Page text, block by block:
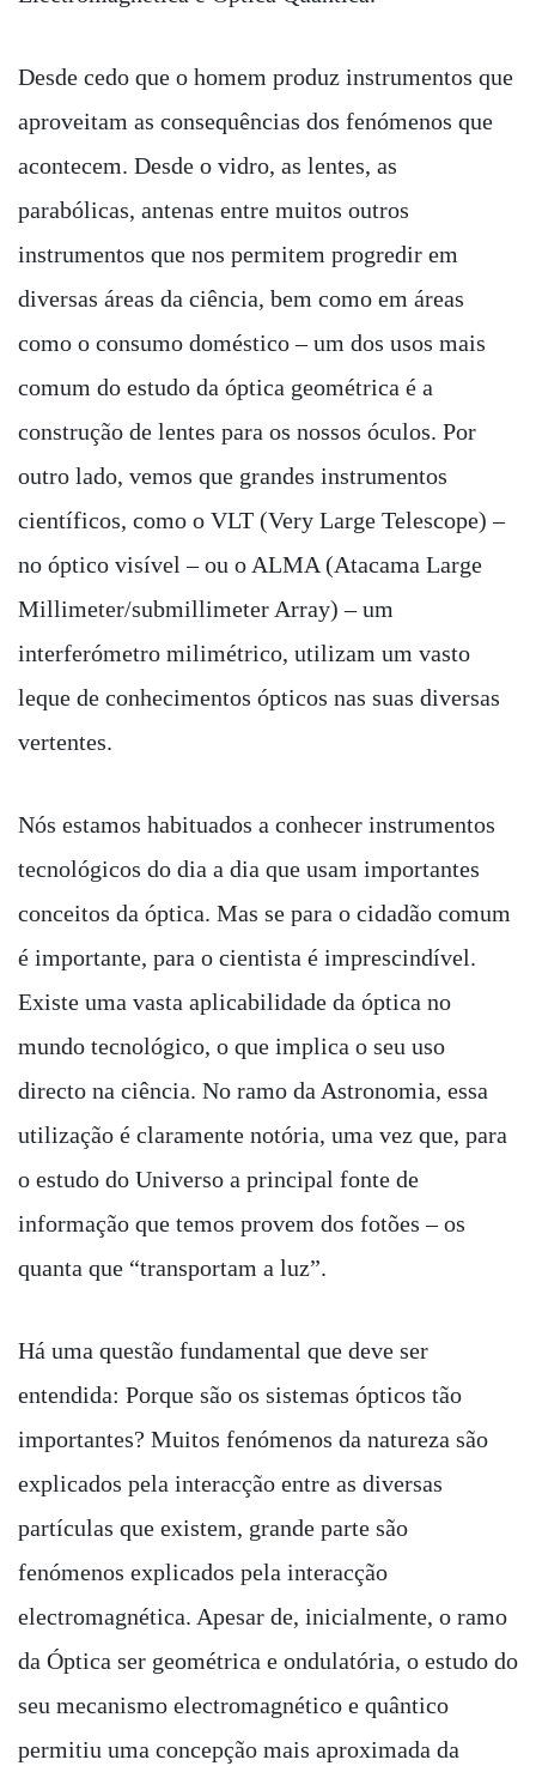
Desde cedo que o homem produz instrumentos que
aproveitam as consequências dos fenómenos que
acontecem. Desde o vidro, as lentes, as
parabólicas, antenas entre muitos outros
instrumentos que nos permitem progredir em
diversas áreas da ciência, bem como em áreas
como o consumo doméstico – um dos usos mais
comum do estudo da óptica geométrica é a
construção de lentes para os nossos óculos. Por
outro lado, vemos que grandes instrumentos
científicos, como o VLT (Very Large Telescope) –
no óptico visível – ou o ALMA (Atacama Large
Millimeter/submillimeter Array) – um
interferómetro milimétrico, utilizam um vasto
leque de conhecimentos ópticos nas suas diversas
vertentes.
Nós estamos habituados a conhecer instrumentos
tecnológicos do dia a dia que usam importantes
conceitos da óptica. Mas se para o cidadão comum
é importante, para o cientista é imprescindível.
Existe uma vasta aplicabilidade da óptica no
mundo tecnológico, o que implica o seu uso
directo na ciência. No ramo da Astronomia, essa
utilização é claramente notória, uma vez que, para
o estudo do Universo a principal fonte de
informação que temos provem dos fotões – os
quanta que “transportam a luz”.
Há uma questão fundamental que deve ser
entendida: Porque são os sistemas ópticos tão
importantes? Muitos fenómenos da natureza são
explicados pela interacção entre as diversas
partículas que existem, grande parte são
fenómenos explicados pela interacção
electromagnética. Apesar de, inicialmente, o ramo
da Óptica ser geométrica e ondulatória, o estudo do
seu mecanismo electromagnético e quântico
permitiu uma concepção mais aproximada da